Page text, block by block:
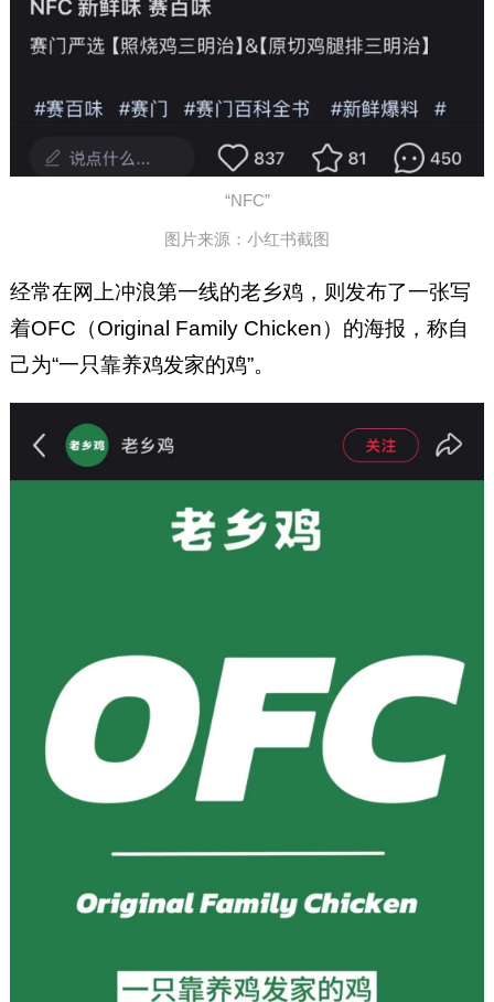
“NFC”
图片来源：小红书截图
经常在网上冲浪第一线的老乡鸡，则发布了一张写
着OFC（Original Family Chicken）的海报，称自
己为“一只靠养鸡发家的鸡”。